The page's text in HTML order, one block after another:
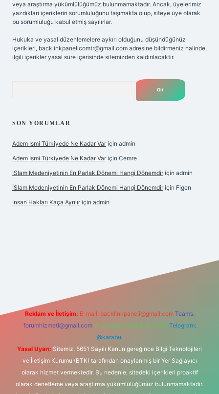
veya araştırma yükümlülüğümüz bulunmamaktadır. Ancak, üyelerimiz
yazdıkları içeriklerin sorumluluğunu taşımakta olup, siteye üye olarak
bu sorumluluğu kabul etmiş sayılırlar.
Hukuka ve yasal düzenlemelere aykırı olduğunu düşündüğünüz
içerikleri, backlinkpanelicomtr@gmail.com adresine bildirmeniz halinde,
ilgili içerikler yasal süre içerisinde sitemizden kaldırılacaktır.
SON YORUMLAR
Adem Ismi Türkiyede Ne Kadar Var için admin
Adem Ismi Türkiyede Ne Kadar Var için Cemre
İSlam Medeniyetinin En Parlak Dönemi Hangi Dönemdir için admin
İSlam Medeniyetinin En Parlak Dönemi Hangi Dönemdir için Figen
Insan Hakları Kaça Ayrılır için admin
Reklam ve İletişim: E-mail: backlinkpaneli@gmail.com Teams:
forumhizmeti@gmail.com Whatsapp: 0262 606 0 726 Telegram:
@karabul
Yasal Uyarı: Sitemiz, 5651 Sayılı Kanun gereğince Bilgi Teknolojileri
ve İletişim Kurumu (BTK) tarafından onaylanmış bir Yer Sağlayıcı
olarak hizmet vermektedir. Bu nedenle, sitedeki içerikleri proaktif
olarak denetleme veya araştırma yükümlülüğümüz bulunmamaktadır.